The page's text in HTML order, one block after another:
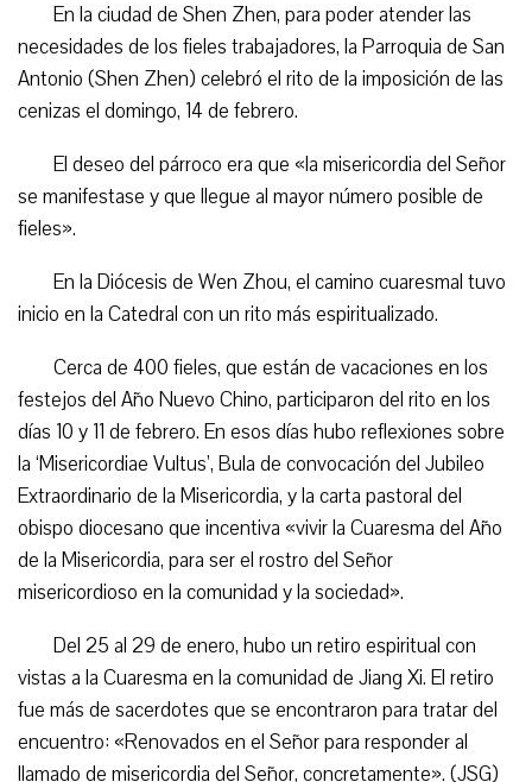
En la ciudad de Shen Zhen, para poder atender las
necesidades de los fieles trabajadores, la Parroquia de San
Antonio (Shen Zhen) celebró el rito de la imposición de las
cenizas el domingo, 14 de febrero.
El deseo del párroco era que «la misericordia del Señor
se manifestase y que llegue al mayor número posible de
fieles».
En la Diócesis de Wen Zhou, el camino cuaresmal tuvo
inicio en la Catedral con un rito más espiritualizado.
Cerca de 400 fieles, que están de vacaciones en los
festejos del Año Nuevo Chino, participaron del rito en los
días 10 y 11 de febrero. En esos días hubo reflexiones sobre
la ‘Misericordiae Vultus’, Bula de convocación del Jubileo
Extraordinario de la Misericordia, y la carta pastoral del
obispo diocesano que incentiva «vivir la Cuaresma del Año
de la Misericordia, para ser el rostro del Señor
misericordioso en la comunidad y la sociedad».
Del 25 al 29 de enero, hubo un retiro espiritual con
vistas a la Cuaresma en la comunidad de Jiang Xi. El retiro
fue más de sacerdotes que se encontraron para tratar del
encuentro: «Renovados en el Señor para responder al
llamado de misericordia del Señor, concretamente». (JSG)